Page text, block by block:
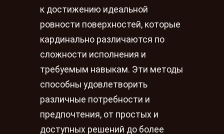
к достижению идеальной
ровности поверхностей, которые
кардинально различаются по
сложности исполнения и
требуемым навыкам. Эти методы
способны удовлетворить
различные потребности и
предпочтения, от простых и
доступных решений до более